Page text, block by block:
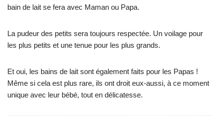
bain de lait se fera avec Maman ou Papa.
La pudeur des petits sera toujours respectée. Un voilage pour
les plus petits et une tenue pour les plus grands.
Et oui, les bains de lait sont également faits pour les Papas !
Même si cela est plus rare, ils ont droit eux-aussi, à ce moment
unique avec leur bébé, tout en délicatesse.